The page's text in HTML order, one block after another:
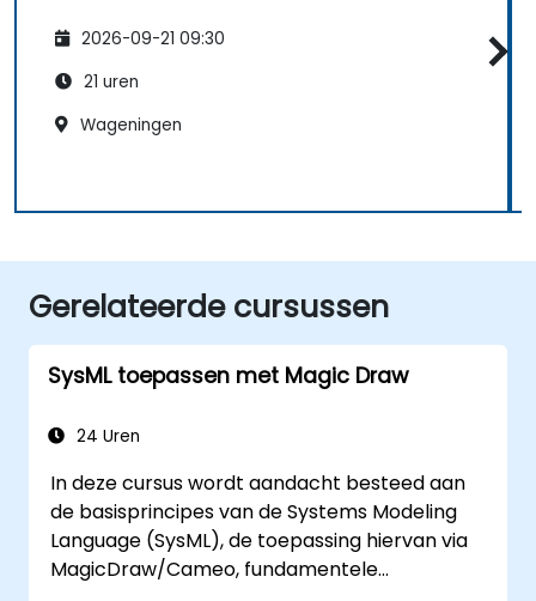
2026-09-21 09:30
21 uren
Wageningen
Gerelateerde cursussen
SysML toepassen met Magic Draw
24 Uren
In deze cursus wordt aandacht besteed aan
de basisprincipes van de Systems Modeling
Language (SysML), de toepassing hiervan via
MagicDraw/Cameo, fundamentele